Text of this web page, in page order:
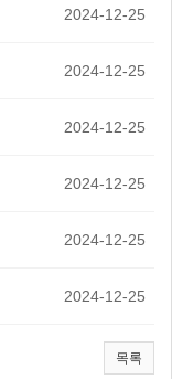
2024-12-25
2024-12-25
2024-12-25
2024-12-25
2024-12-25
2024-12-25
목록